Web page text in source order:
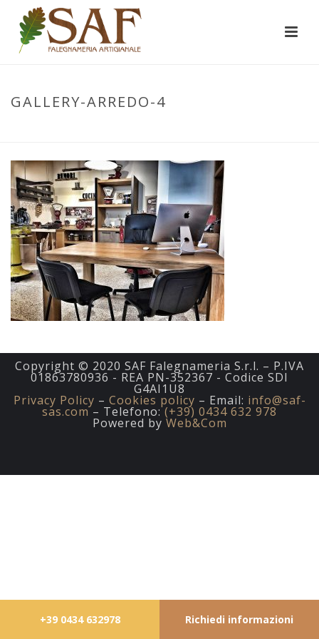
GALLERY-ARREDO-4
Copyright © 2020 SAF Falegnameria S.r.l. – P.IVA
01863780936 - REA PN-352367 - Codice SDI
G4AI1U8
Privacy Policy – Cookies policy – Email: info@saf-
sas.com– Telefono:(+39) 0434 632 978
Powered by Web&Com
+39 0434 632978 Richiedi informazioni